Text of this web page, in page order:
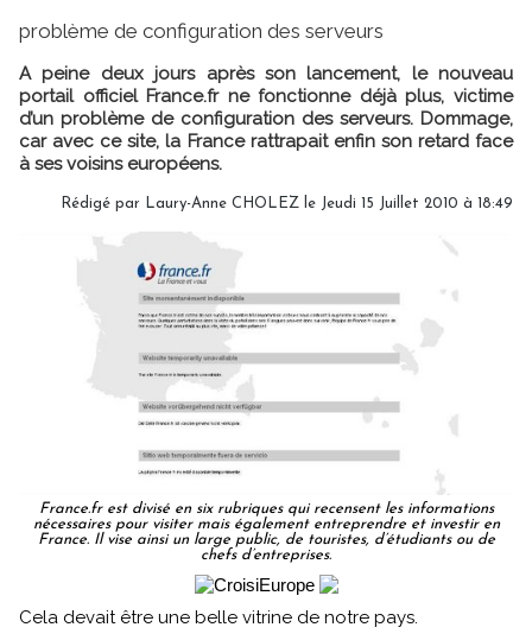
problème de configuration des serveurs
A peine deux jours après son lancement, le nouveau
portail officiel France.fr ne fonctionne déjà plus, victime
d’un problème de configuration des serveurs. Dommage,
car avec ce site, la France rattrapait enfin son retard face
à ses voisins européens.
Rédigé par Laury-Anne CHOLEZ le Jeudi 15 Juillet 2010 à 18:49
France.fr est divisé en six rubriques qui recensent les informations
nécessaires pour visiter mais également entreprendre et investir en
France. Il vise ainsi un large public, de touristes, d’étudiants ou de
chefs d’entreprises.
Cela devait être une belle vitrine de notre pays.